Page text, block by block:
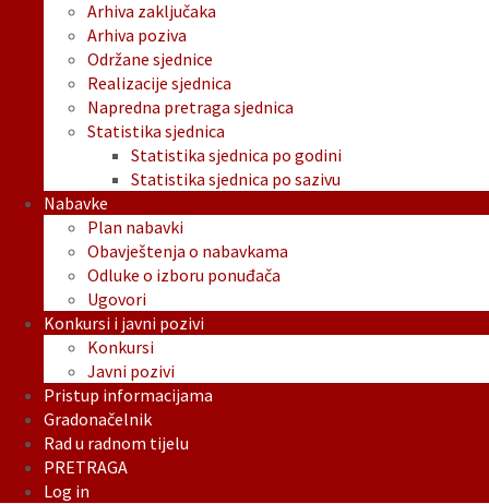
Arhiva zaključaka
Arhiva poziva
Održane sjednice
Realizacije sjednica
Napredna pretraga sjednica
Statistika sjednica
Statistika sjednica po godini
Statistika sjednica po sazivu
Nabavke
Plan nabavki
Obavještenja o nabavkama
Odluke o izboru ponuđača
Ugovori
Konkursi i javni pozivi
Konkursi
Javni pozivi
Pristup informacijama
Gradonačelnik
Rad u radnom tijelu
PRETRAGA
Log in